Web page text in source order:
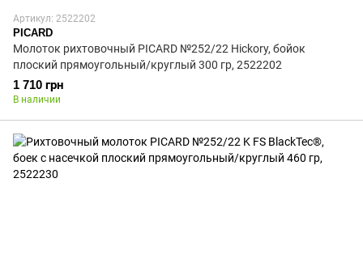
Артикул: 2522202
PICARD
Молоток рихтовочный PICARD №252/22 Hickory, бойок
плоский прямоугольный/круглый 300 гр, 2522202
1 710 грн
В наличии